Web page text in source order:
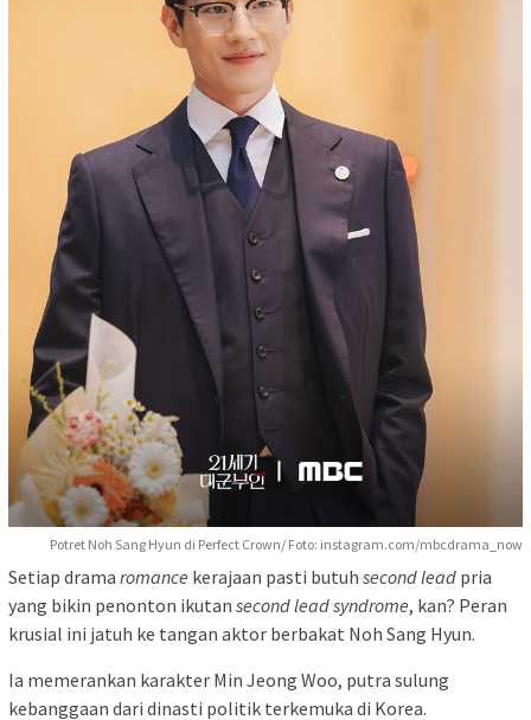
Potret Noh Sang Hyun di Perfect Crown/ Foto: instagram.com/mbcdrama_now
Setiap drama romance kerajaan pasti butuh second lead pria
yang bikin penonton ikutan second lead syndrome, kan? Peran
krusial ini jatuh ke tangan aktor berbakat Noh Sang Hyun.
Ia memerankan karakter Min Jeong Woo, putra sulung
kebanggaan dari dinasti politik terkemuka di Korea.